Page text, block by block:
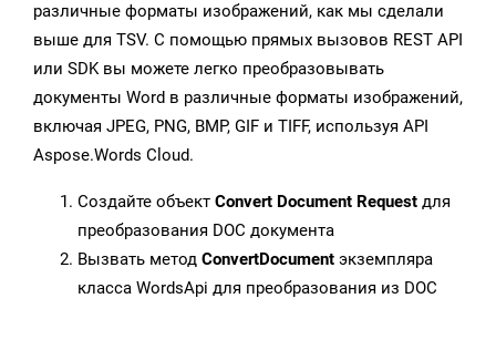
различные форматы изображений, как мы сделали
выше для TSV. С помощью прямых вызовов REST API
или SDK вы можете легко преобразовывать
документы Word в различные форматы изображений,
включая JPEG, PNG, BMP, GIF и TIFF, используя API
Aspose.Words Cloud.
Создайте объект Convert Document Request для
преобразования DOC документа
Вызвать метод ConvertDocument экземпляра
класса WordsApi для преобразования из DOC